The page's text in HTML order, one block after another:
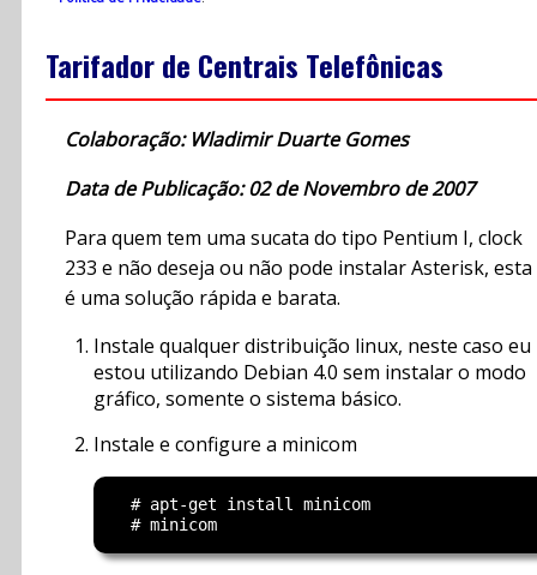
Tarifador de Centrais Telefônicas
Colaboração: Wladimir Duarte Gomes
Data de Publicação: 02 de Novembro de 2007
Para quem tem uma sucata do tipo Pentium I, clock
233 e não deseja ou não pode instalar Asterisk, esta
é uma solução rápida e barata.
Instale qualquer distribuição linux, neste caso eu
estou utilizando Debian 4.0 sem instalar o modo
gráfico, somente o sistema básico.
Instale e configure a minicom
  # apt-get install minicom